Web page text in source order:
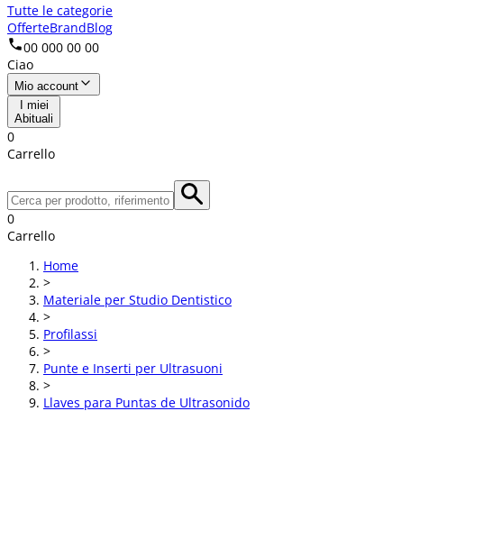
Tutte le categorie
OfferteBrandBlog
00 000 00 00
Ciao
Mio account
I miei
Abituali
0
Carrello
0
Carrello
Home
>
Materiale per Studio Dentistico
>
Profilassi
>
Punte e Inserti per Ultrasuoni
>
Llaves para Puntas de Ultrasonido